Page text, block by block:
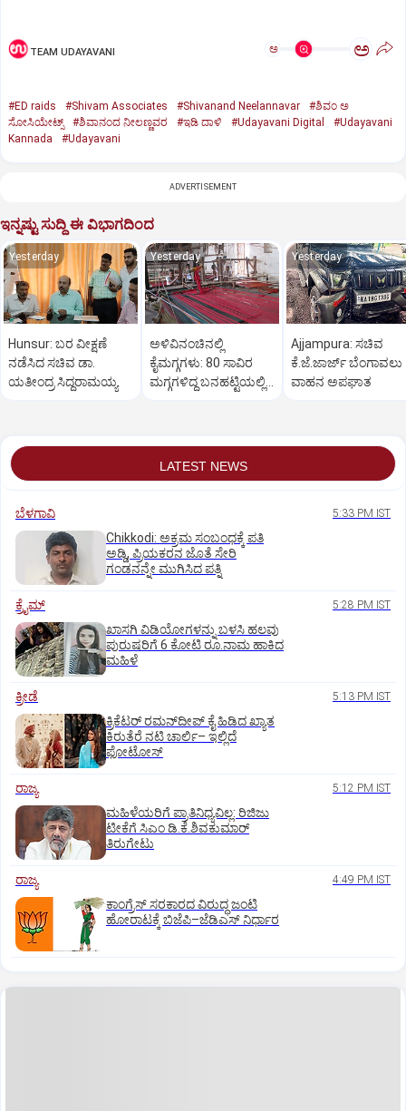
TEAM UDAYAVANI ಅ ಅ
#ED raids #Shivam Associates #Shivanand Neelannavar
#ಶಿವಂ ಅ
ಸೋಸಿಯೇಟ್ಸ್
#ಶಿವಾನಂದ ನೀಲಣ್ಣವರ #ಇಡಿ ದಾಳಿ #Udayavani Digital
#Udayavani
Kannada
#Udayavani
ADVERTISEMENT
ಇನ್ನಷ್ಟು ಸುದ್ದಿ ಈ ವಿಭಾಗದಿಂದ
Yesterday
Hunsur: ಬರ ವೀಕ್ಷಣೆ
ನಡೆಸಿದ ಸಚಿವ ಡಾ.
ಯತೀಂದ್ರ ಸಿದ್ದರಾಮಯ್ಯ
Yesterday
ಅಳಿವಿನಂಚಿನಲ್ಲಿ
ಕೈಮಗ್ಗಗಳು: 80 ಸಾವಿರ
ಮಗ್ಗಗಳಿದ್ದ ಬನಹಟ್ಟಿಯಲ್ಲಿ
Yesterday
Ajjampura: ಸಚಿವ
ಕೆ.ಜೆ.ಜಾರ್ಜ್ ಬೆಂಗಾವಲು
ವಾಹನ ಅಪಘಾತ
LATEST NEWS
ಬೆಳಗಾವಿ 5:33 PM IST
Chikkodi: ಅಕ್ರಮ ಸಂಬಂಧಕ್ಕೆ ಪತಿ
ಅಡ್ಡಿ, ಪ್ರಿಯಕರನ ಜೊತೆ ಸೇರಿ
ಗಂಡನನ್ನೇ ಮುಗಿಸಿದ ಪತ್ನಿ
ಕ್ರೈಮ್ 5:28 PM IST
ಖಾಸಗಿ ವಿಡಿಯೋಗಳನ್ನು ಬಳಸಿ ಹಲವು
ಪುರುಷರಿಗೆ 6 ಕೋಟಿ ರೂ.ನಾಮ ಹಾಕಿದ
ಮಹಿಳೆ
ಕ್ರೀಡೆ 5:13 PM IST
ಕ್ರಿಕೆಟರ್‌ ರಮನ್‌ದೀಪ್‌ ಕೈ ಹಿಡಿದ ಖ್ಯಾತ
ಕಿರುತೆರೆ ನಟಿ ಚಾರ್ಲಿ– ಇಲ್ಲಿದೆ
ಫೋಟೋಸ್
ರಾಜ್ಯ 5:12 PM IST
ಮಹಿಳೆಯರಿಗೆ ಪ್ರಾತಿನಿಧ್ಯವಿಲ್ಲ: ರಿಜಿಜು
ಟೀಕೆಗೆ ಸಿಎಂ ಡಿ.ಕೆ.ಶಿವಕುಮಾರ್
ತಿರುಗೇಟು
ರಾಜ್ಯ 4:49 PM IST
ಕಾಂಗ್ರೆಸ್‌ ಸರಕಾರದ ವಿರುದ್ಧ ಜಂಟಿ
ಹೋರಾಟಕ್ಕೆ ಬಿಜೆಪಿ–ಜೆಡಿಎಸ್‌ ನಿರ್ಧಾರ